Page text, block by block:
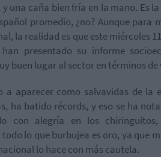
una caña bien fría en la mano. Es
promedio, ¿no? Aunque para
la realidad es que este miércoles
han presentado su informe
buen lugar al sector en términos de
aparecer como salvavidas de la
ha batido récords, y eso se ha
con alegría en los
lo que burbujea es oro, ya que
lo hace con más cautela.